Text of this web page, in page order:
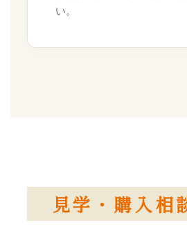
い。
見学・購入相